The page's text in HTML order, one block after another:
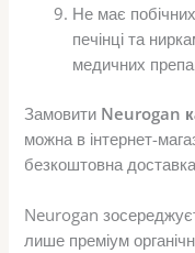
Не має
печінці та
медичних
Замовити Neurogan
можна в інтернет-
безкоштовна доставка
Neurogan
лише преміум